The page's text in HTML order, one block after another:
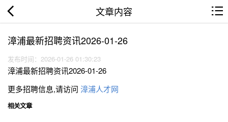
文章内容
漳浦最新招聘资讯2026-01-26
发布时间：2026-01-26 01:30:23
漳浦最新招聘资讯2026-01-26
更多招聘信息,请访问 漳浦人才网
相关文章